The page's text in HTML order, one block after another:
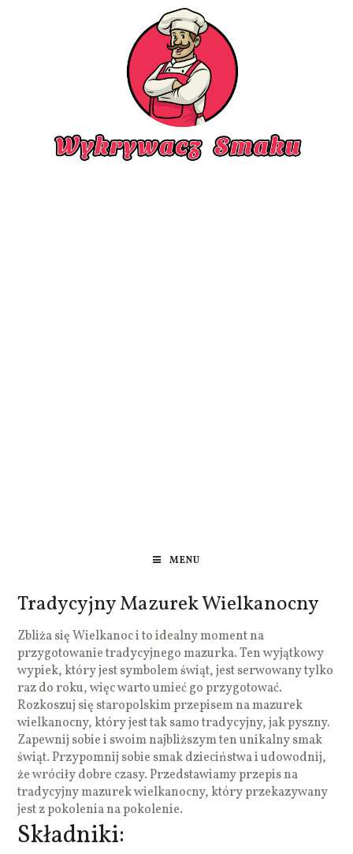
MENU
Tradycyjny Mazurek Wielkanocny
Zbliża się Wielkanoc i to idealny moment na
przygotowanie tradycyjnego mazurka. Ten wyjątkowy
wypiek, który jest symbolem świąt, jest serwowany tylko
raz do roku, więc warto umieć go przygotować.
Rozkoszuj się staropolskim przepisem na mazurek
wielkanocny, który jest tak samo tradycyjny, jak pyszny.
Zapewnij sobie i swoim najbliższym ten unikalny smak
świąt. Przypomnij sobie smak dzieciństwa i udowodnij,
że wróciły dobre czasy. Przedstawiamy przepis na
tradycyjny mazurek wielkanocny, który przekazywany
jest z pokolenia na pokolenie.
Składniki: